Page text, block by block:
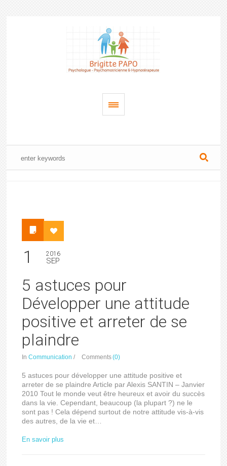
1 2016
SEP
5 astuces pour
Développer une attitude
positive et arreter de se
plaindre
InCommunication / Comments(0)
5 astuces pour développer une attitude positive et
arreter de se plaindre Article par Alexis SANTIN – Janvier
2010 Tout le monde veut être heureux et avoir du succès
dans la vie. Cependant, beaucoup (la plupart ?) ne le
sont pas ! Cela dépend surtout de notre attitude vis-à-vis
des autres, de la vie et…
En savoir plus